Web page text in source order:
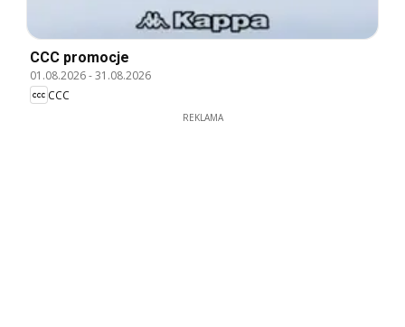
CCC promocje
01.08.2026-31.08.2026
CCC
REKLAMA